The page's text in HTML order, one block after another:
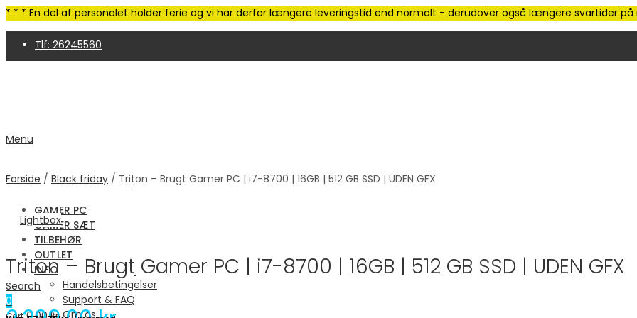
* * * En del af personalet holder ferie og vi har derfor længere leveringstid end normalt - derudover også længere svartider på
Tlf: 26245560
GAMER PC
GAMER SÆT
TILBEHØR
OUTLET
INFO
Handelsbetingelser
Support & FAQ
Om os
Menu
Search
0
Forside / Black friday / Triton – Brugt Gamer PC | i7-8700 | 16GB | 512 GB SSD | UDEN GFX
Lightbox
Triton – Brugt Gamer PC | i7-8700 | 16GB | 512 GB SSD | UDEN GFX